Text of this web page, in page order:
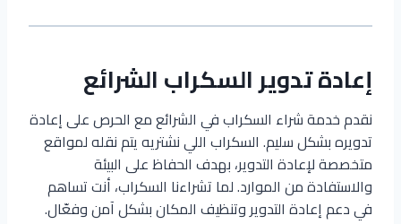
إعادة تدوير السكراب الشرائع
نقدم خدمة شراء السكراب في الشرائع مع الحرص على إعادة
تدويره بشكل سليم. السكراب اللي نشتريه يتم نقله لمواقع
متخصصة لإعادة التدوير، بهدف الحفاظ على البيئة
والاستفادة من الموارد. لما تشراءنا السكراب، أنت تساهم
في دعم إعادة التدوير وتنظيف المكان بشكل آمن وفعّال.